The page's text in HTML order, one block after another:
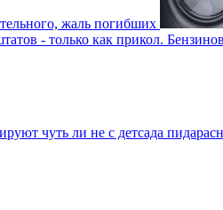
жаль погибших
- только как прикол.
чуть ли не с детсада